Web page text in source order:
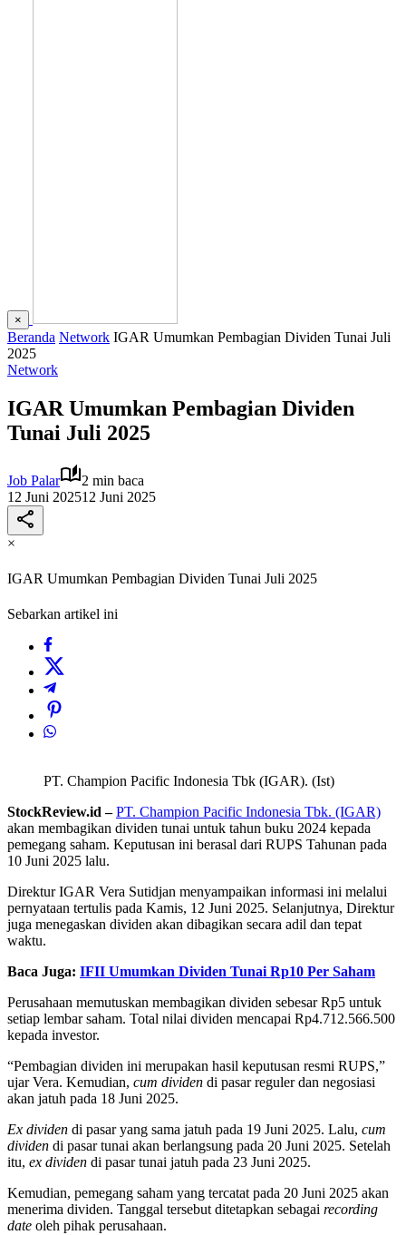
×
Beranda Network IGAR Umumkan Pembagian Dividen Tunai Juli
2025
Network
IGAR Umumkan Pembagian Dividen
Tunai Juli 2025
Job Palar
2 min baca
12 Juni 202512 Juni 2025
×
IGAR Umumkan Pembagian Dividen Tunai Juli 2025
Sebarkan artikel ini
PT. Champion Pacific Indonesia Tbk (IGAR). (Ist)
StockReview.id – PT. Champion Pacific Indonesia Tbk. (IGAR)
akan membagikan dividen tunai untuk tahun buku 2024 kepada
pemegang saham. Keputusan ini berasal dari RUPS Tahunan pada
10 Juni 2025 lalu.
Direktur IGAR Vera Sutidjan menyampaikan informasi ini melalui
pernyataan tertulis pada Kamis, 12 Juni 2025. Selanjutnya, Direktur
juga menegaskan dividen akan dibagikan secara adil dan tepat
waktu.
Baca Juga: IFII Umumkan Dividen Tunai Rp10 Per Saham
Perusahaan memutuskan membagikan dividen sebesar Rp5 untuk
setiap lembar saham. Total nilai dividen mencapai Rp4.712.566.500
kepada investor.
“Pembagian dividen ini merupakan hasil keputusan resmi RUPS,”
ujar Vera. Kemudian, cum dividen di pasar reguler dan negosiasi
akan jatuh pada 18 Juni 2025.
Ex dividen di pasar yang sama jatuh pada 19 Juni 2025. Lalu, cum
dividen di pasar tunai akan berlangsung pada 20 Juni 2025. Setelah
itu, ex dividen di pasar tunai jatuh pada 23 Juni 2025.
Kemudian, pemegang saham yang tercatat pada 20 Juni 2025 akan
menerima dividen. Tanggal tersebut ditetapkan sebagai recording
date oleh pihak perusahaan.